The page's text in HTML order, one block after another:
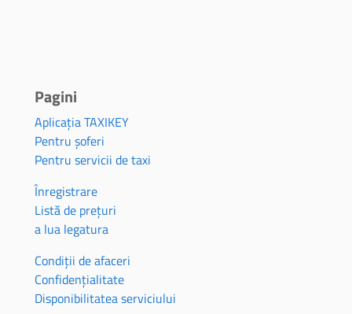
Pagini
Aplicația TAXIKEY
Pentru șoferi
Pentru servicii de taxi
Înregistrare
Listă de prețuri
a lua legatura
Condiții de afaceri
Confidențialitate
Disponibilitatea serviciului